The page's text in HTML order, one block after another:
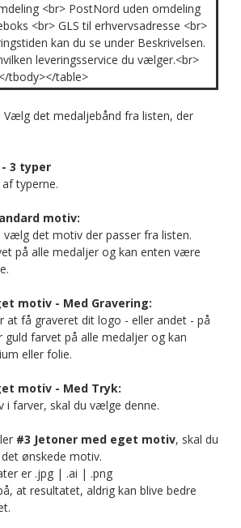
<br> PostNord uden omdeling
<br> GLS til erhvervsadresse <br>
kan du se under Beskrivelsen.
leveringsservice du vælger.<br>
tbody></table>
Vælg det medaljebånd fra listen, der
3 typer
typerne.
motiv:
vælg det motiv der passer fra listen.
på alle medaljer og kan enten være
motiv - Med Gravering:
at få graveret dit logo - eller andet - på
guld farvet på alle medaljer og kan
eller folie.
motiv - Med Tryk:
i farver, skal du vælge denne.
#3 Jetoner med eget motiv, skal du
ønskede motiv.
er .jpg | .ai | .png
at resultatet, aldrig kan blive bedre